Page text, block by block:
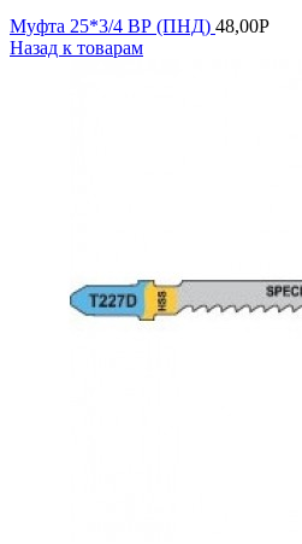
Муфта 25*3/4 ВР (ПНД) 48,00Р
Назад к товарам